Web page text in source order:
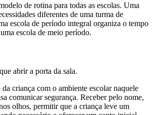
de rotina para todas as escolas. Uma
diferentes de uma turma de
escola de período integral organiza o tempo
escola de meio período.
abrir a porta da sala.
criança com o ambiente escolar naquele
comunicar segurança. Receber pelo nome,
olhos, permitir que a criança leve um